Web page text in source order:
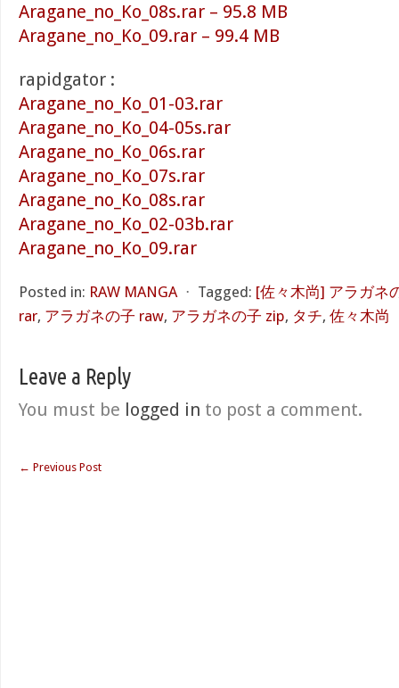
Aragane_no_Ko_08s.rar – 95.8 MB
Aragane_no_Ko_09.rar – 99.4 MB
rapidgator :
Aragane_no_Ko_01-03.rar
Aragane_no_Ko_04-05s.rar
Aragane_no_Ko_06s.rar
Aragane_no_Ko_07s.rar
Aragane_no_Ko_08s.rar
Aragane_no_Ko_02-03b.rar
Aragane_no_Ko_09.rar
Posted in: RAW MANGA ⋅ Tagged: [佐々木尚] アラガネ
rar, アラガネの子 raw, アラガネの子 zip, タチ, 佐々木尚
Leave a Reply
You must be logged in to post a comment.
← Previous Post